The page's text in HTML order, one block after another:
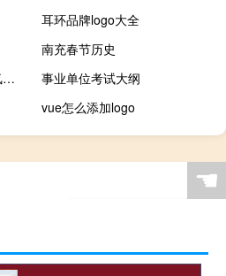
耳环品牌logo大全
南充春节历史
富氢水的功效与作用（富氢水）
事业单位考试大纲
vue怎么添加logo
☚